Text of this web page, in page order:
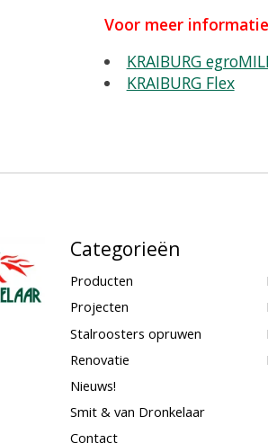
Voor meer
KRAIBURG
KRAIBURG Flex
Categorieën
Producten
Projecten
Stalroosters opruwen
Renovatie
Nieuws!
Smit & van Dronkelaar
Contact